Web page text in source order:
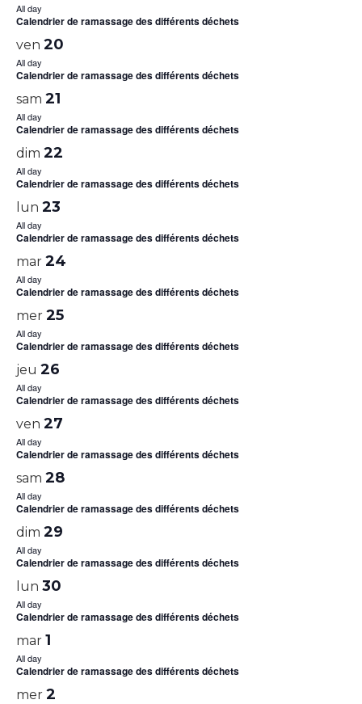
All day
Calendrier de ramassage des différents déchets
ven 20
All day
Calendrier de ramassage des différents déchets
sam 21
All day
Calendrier de ramassage des différents déchets
dim 22
All day
Calendrier de ramassage des différents déchets
lun 23
All day
Calendrier de ramassage des différents déchets
mar 24
All day
Calendrier de ramassage des différents déchets
mer 25
All day
Calendrier de ramassage des différents déchets
jeu 26
All day
Calendrier de ramassage des différents déchets
ven 27
All day
Calendrier de ramassage des différents déchets
sam 28
All day
Calendrier de ramassage des différents déchets
dim 29
All day
Calendrier de ramassage des différents déchets
lun 30
All day
Calendrier de ramassage des différents déchets
mar 1
All day
Calendrier de ramassage des différents déchets
mer 2